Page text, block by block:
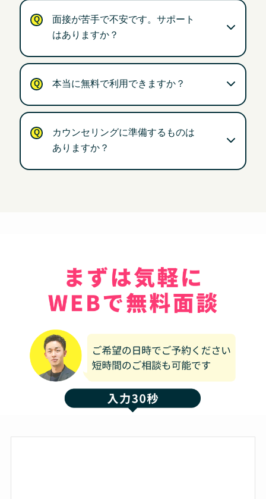
面接が苦手で不安です。サポート
はありますか？
本当に無料で利用できますか？
カウンセリングに準備するものは
ありますか？